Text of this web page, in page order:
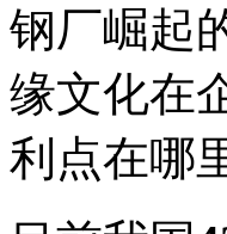
钢厂崛起
缘文化在
利点在哪